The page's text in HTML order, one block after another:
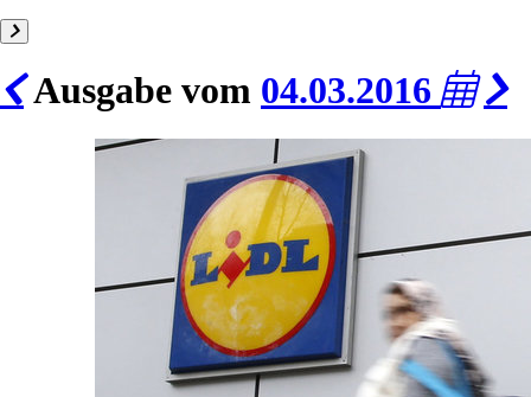
Ausgabe vom 04.03.2016